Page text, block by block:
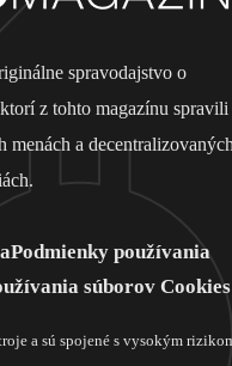
spravodajstvo o
z tohto magazínu spravili
a
Podmienky používania
súborov Cookies
a sú spojené s vysokým